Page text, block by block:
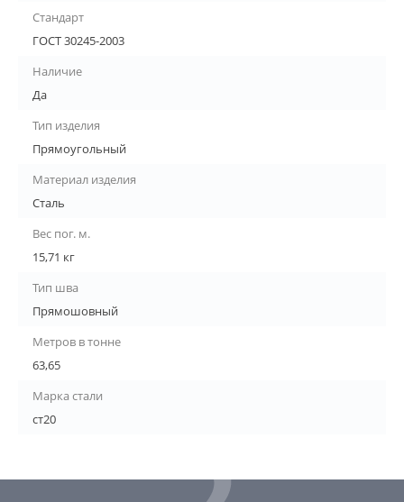
Стандарт
ГОСТ 30245-2003
Наличие
Да
Тип изделия
Прямоугольный
Материал изделия
Сталь
Вес пог. м.
15,71 кг
Тип шва
Прямошовный
Метров в тонне
63,65
Марка стали
ст20